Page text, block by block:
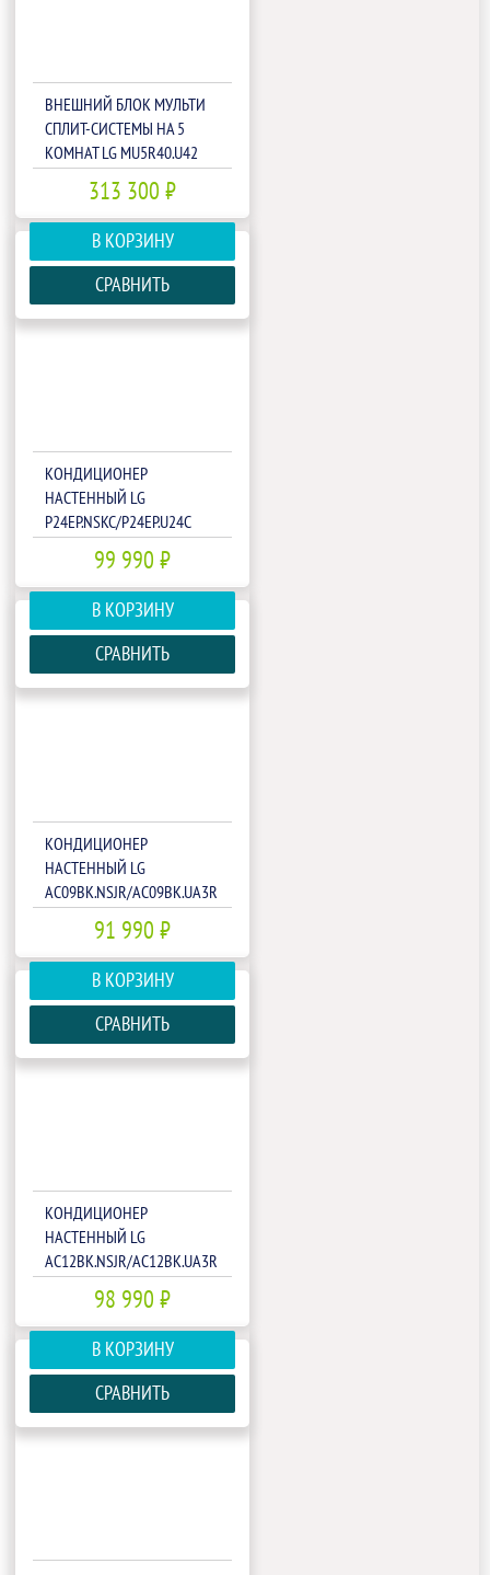
ВНЕШНИЙ БЛОК МУЛЬТИ
СПЛИТ-СИСТЕМЫ НА 5
КОМНАТ LG MU5R40.U42
313 300 ₽
В КОРЗИНУ
СРАВНИТЬ
КОНДИЦИОНЕР
НАСТЕННЫЙ LG
P24EP.NSKC/P24EP.U24C
99 990 ₽
В КОРЗИНУ
СРАВНИТЬ
КОНДИЦИОНЕР
НАСТЕННЫЙ LG
AC09BK.NSJR/AC09BK.UA3R
91 990 ₽
В КОРЗИНУ
СРАВНИТЬ
КОНДИЦИОНЕР
НАСТЕННЫЙ LG
AC12BK.NSJR/AC12BK.UA3R
98 990 ₽
В КОРЗИНУ
СРАВНИТЬ